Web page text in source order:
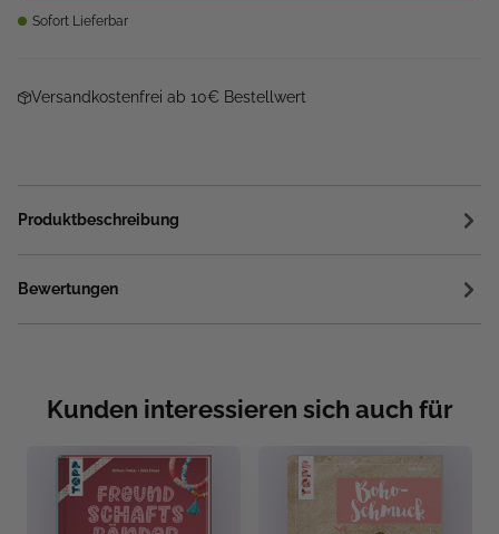
Sofort Lieferbar
Versandkostenfrei ab 10€ Bestellwert
Produktbeschreibung
Bewertungen
Kunden interessieren sich auch für